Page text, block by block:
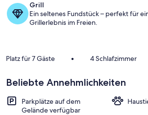
Grill
Ein seltenes Fundstück – perfekt für
Grillerlebnis im Freien.
Platz für 7 Gäste • 4 Schlafzimmer
Beliebte Annehmlichkeiten
Parkplätze auf dem
Gelände verfügbar